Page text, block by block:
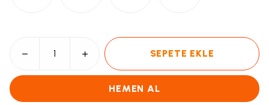
SEPETE EKLE
HEMEN AL